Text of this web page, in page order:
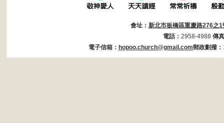
會址： 新北市板橋區重慶路276之1
電話： 2958-4988 傳
電子信箱： hopoo.church@gmail.com郵政劃撥：